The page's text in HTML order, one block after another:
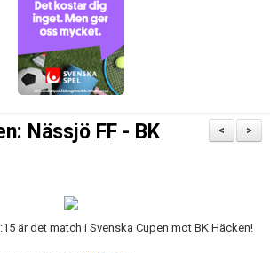
>
<
Nässjö FF - BK
är det match i Svenska Cupen mot BK Häcken!